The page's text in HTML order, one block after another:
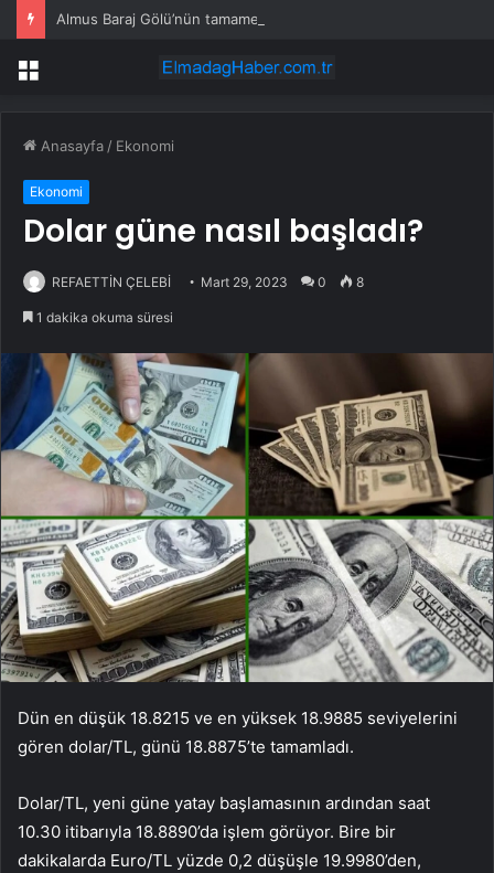
Menü
Anasayfa / Ekonomi
Ekonomi
Dolar güne nasıl başladı?
REFAETTİN ÇELEBİ Mart 29, 2023 0 8
1 dakika okuma süresi
Dün en düşük 18.8215 ve en yüksek 18.9885 seviyelerini
gören dolar/TL, günü 18.8875’te tamamladı.
Dolar/TL, yeni güne yatay başlamasının ardından saat
10.30 itibarıyla 18.8890’da işlem görüyor. Bire bir
dakikalarda Euro/TL yüzde 0,2 düşüşle 19.9980’den,